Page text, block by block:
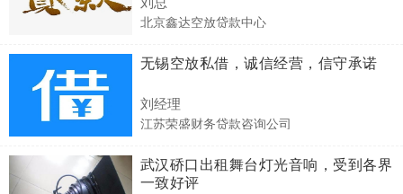
北京鑫达空放贷款中心
无锡空放私借，诚信经营，信守承诺
刘经理
江苏荣盛财务贷款咨询公司
武汉硚口出租舞台灯光音响，受到各界
一致好评